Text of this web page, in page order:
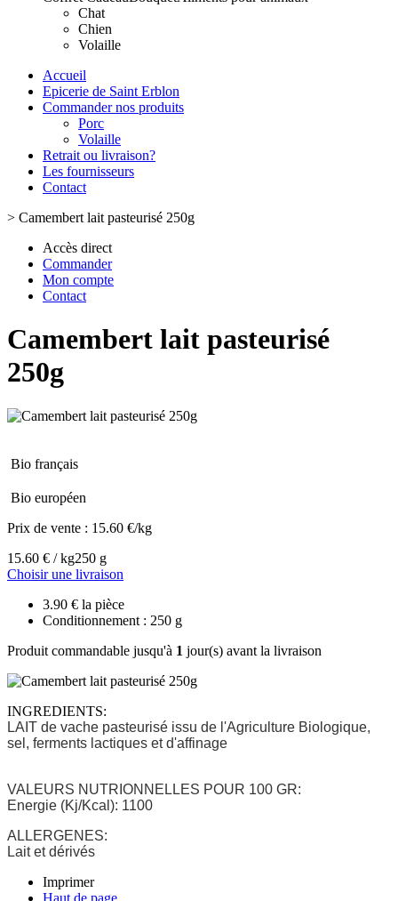
Chat
Chien
Volaille
Accueil
Epicerie de Saint Erblon
Commander nos produits
Porc
Volaille
Retrait ou livraison?
Les fournisseurs
Contact
> Camembert lait pasteurisé 250g
Accès direct
Commander
Mon compte
Contact
Camembert lait pasteurisé
250g
Bio français
Bio européen
Prix de vente : 15.60 €/kg
15.60 € / kg250 g
Choisir une livraison
3.90 € la pièce
Conditionnement : 250 g
Produit commandable jusqu'à 1 jour(s) avant la livraison
INGREDIENTS:
LAIT de vache pasteurisé issu de l'Agriculture Biologique,
sel, ferments lactiques et d'affinage
VALEURS NUTRIONNELLES POUR 100 GR:
Energie (Kj/Kcal): 1100
ALLERGENES:
Lait et dérivés
Imprimer
Haut de page